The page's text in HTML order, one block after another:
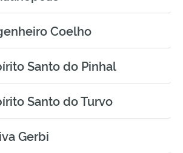
Coelho
Santo do Pinhal
Santo do Turvo
Gerbi